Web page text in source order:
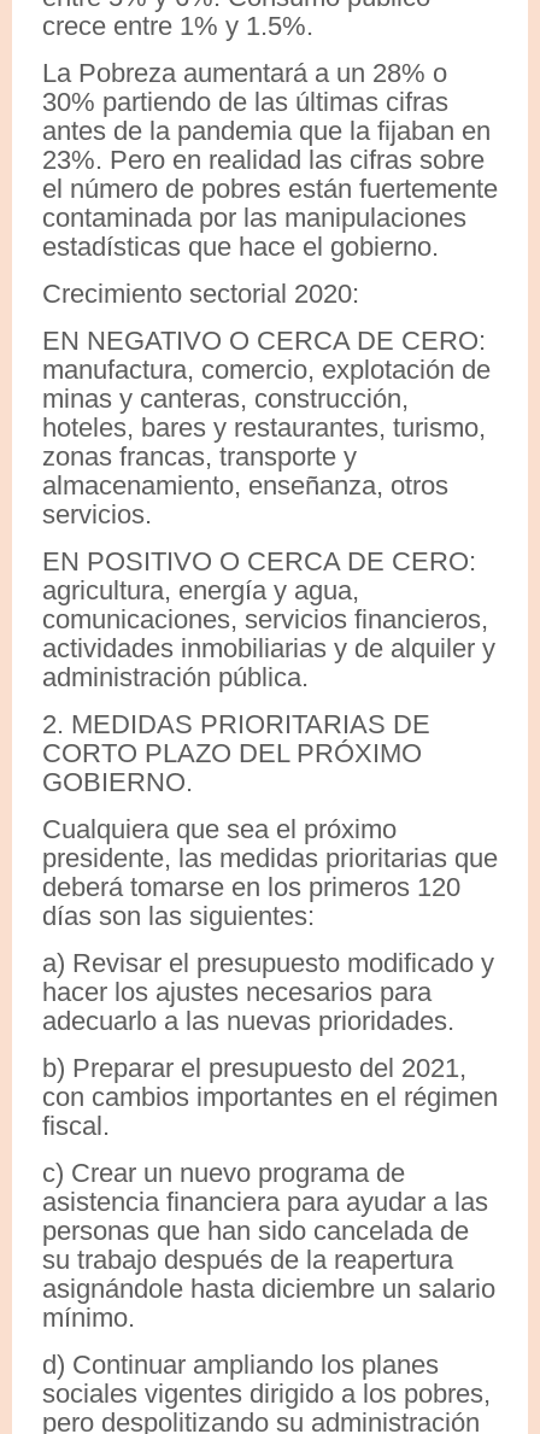
crece entre 1% y 1.5%.
La Pobreza aumentará a un 28% o
30% partiendo de las últimas cifras
antes de la pandemia que la fijaban en
23%. Pero en realidad las cifras sobre
el número de pobres están fuertemente
contaminada por las manipulaciones
estadísticas que hace el gobierno.
Crecimiento sectorial 2020:
EN NEGATIVO O CERCA DE CERO:
manufactura, comercio, explotación de
minas y canteras, construcción,
hoteles, bares y restaurantes, turismo,
zonas francas, transporte y
almacenamiento, enseñanza, otros
servicios.
EN POSITIVO O CERCA DE CERO:
agricultura, energía y agua,
comunicaciones, servicios financieros,
actividades inmobiliarias y de alquiler y
administración pública.
2. MEDIDAS PRIORITARIAS DE
CORTO PLAZO DEL PRÓXIMO
GOBIERNO.
Cualquiera que sea el próximo
presidente, las medidas prioritarias que
deberá tomarse en los primeros 120
días son las siguientes:
a) Revisar el presupuesto modificado y
hacer los ajustes necesarios para
adecuarlo a las nuevas prioridades.
b) Preparar el presupuesto del 2021,
con cambios importantes en el régimen
fiscal.
c) Crear un nuevo programa de
asistencia financiera para ayudar a las
personas que han sido cancelada de
su trabajo después de la reapertura
asignándole hasta diciembre un salario
mínimo.
d) Continuar ampliando los planes
sociales vigentes dirigido a los pobres,
pero despolitizando su administración